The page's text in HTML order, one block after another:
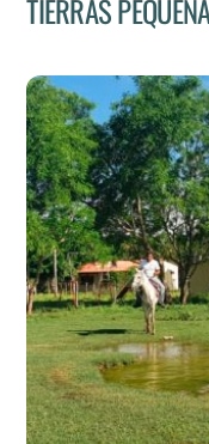
TIERRAS